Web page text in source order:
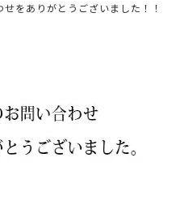
をありがとうございました！！